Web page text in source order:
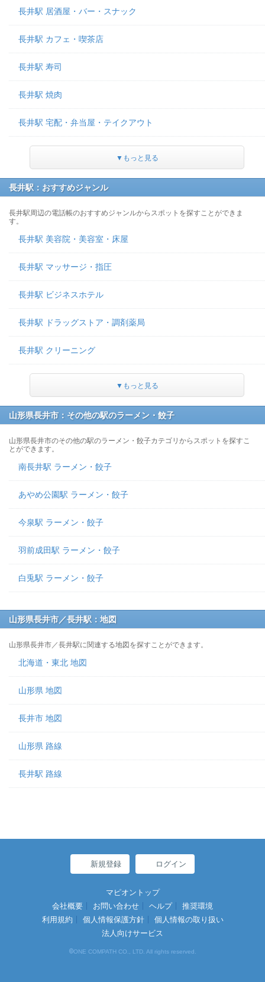
長井駅 居酒屋・バー・スナック
長井駅 カフェ・喫茶店
長井駅 寿司
長井駅 焼肉
長井駅 宅配・弁当屋・テイクアウト
▼もっと見る
長井駅：おすすめジャンル
長井駅周辺の電話帳のおすすめジャンルからスポットを探すことができま
す。
長井駅 美容院・美容室・床屋
長井駅 マッサージ・指圧
長井駅 ビジネスホテル
長井駅 ドラッグストア・調剤薬局
長井駅 クリーニング
▼もっと見る
山形県長井市：その他の駅のラーメン・餃子
山形県長井市のその他の駅のラーメン・餃子カテゴリからスポットを探すこ
とができます。
南長井駅 ラーメン・餃子
あやめ公園駅 ラーメン・餃子
今泉駅 ラーメン・餃子
羽前成田駅 ラーメン・餃子
白兎駅 ラーメン・餃子
山形県長井市／長井駅：地図
山形県長井市／長井駅に関連する地図を探すことができます。
北海道・東北 地図
山形県 地図
長井市 地図
山形県 路線
長井駅 路線
新規登録 ログイン
マピオントップ
会社概要
お問い合わせ ヘルプ
推奨環境
利用規約
個人情報保護方針
個人情報の取り扱い
法人向けサービス
©ONE COMPATH CO., LTD. All rights reserved.